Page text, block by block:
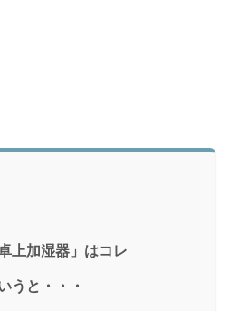
上加湿器」はコレ
うと・・・